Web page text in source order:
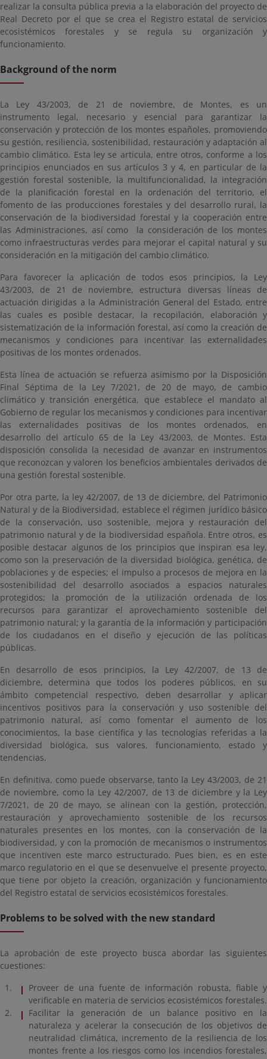
realizar la consulta pública previa a la elaboración del proyecto de
Real Decreto por el que se crea el Registro estatal de servicios
ecosistémicos forestales y se regula su organización y
funcionamiento.
Background of the norm
La Ley 43/2003, de 21 de noviembre, de Montes, es un
instrumento legal, necesario y esencial para garantizar la
conservación y protección de los montes españoles, promoviendo
su gestión, resiliencia, sostenibilidad, restauración y adaptación al
cambio climático. Esta ley se articula, entre otros, conforme a los
principios enunciados en sus artículos 3 y 4, en particular de la
gestión forestal sostenible, la multifuncionalidad, la integración
de la planificación forestal en la ordenación del territorio, el
fomento de las producciones forestales y del desarrollo rural, la
conservación de la biodiversidad forestal y la cooperación entre
las Administraciones, así como la consideración de los montes
como infraestructuras verdes para mejorar el capital natural y su
consideración en la mitigación del cambio climático.
Para favorecer la aplicación de todos esos principios, la Ley
43/2003, de 21 de noviembre, estructura diversas líneas de
actuación dirigidas a la Administración General del Estado, entre
las cuales es posible destacar, la recopilación, elaboración y
sistematización de la información forestal, así como la creación de
mecanismos y condiciones para incentivar las externalidades
positivas de los montes ordenados.
Esta línea de actuación se refuerza asimismo por la Disposición
Final Séptima de la Ley 7/2021, de 20 de mayo, de cambio
climático y transición energética, que establece el mandato al
Gobierno de regular los mecanismos y condiciones para incentivar
las externalidades positivas de los montes ordenados, en
desarrollo del artículo 65 de la Ley 43/2003, de Montes. Esta
disposición consolida la necesidad de avanzar en instrumentos
que reconozcan y valoren los beneficios ambientales derivados de
una gestión forestal sostenible.
Por otra parte, la ley 42/2007, de 13 de diciembre, del Patrimonio
Natural y de la Biodiversidad, establece el régimen jurídico básico
de la conservación, uso sostenible, mejora y restauración del
patrimonio natural y de la biodiversidad española. Entre otros, es
posible destacar algunos de los principios que inspiran esa ley,
como son la preservación de la diversidad biológica, genética, de
poblaciones y de especies; el impulso a procesos de mejora en la
sostenibilidad del desarrollo asociados a espacios naturales
protegidos; la promoción de la utilización ordenada de los
recursos para garantizar el aprovechamiento sostenible del
patrimonio natural; y la garantía de la información y participación
de los ciudadanos en el diseño y ejecución de las políticas
públicas.
En desarrollo de esos principios, la Ley 42/2007, de 13 de
diciembre, determina que todos los poderes públicos, en su
ámbito competencial respectivo, deben desarrollar y aplicar
incentivos positivos para la conservación y uso sostenible del
patrimonio natural, así como fomentar el aumento de los
conocimientos, la base científica y las tecnologías referidas a la
diversidad biológica, sus valores, funcionamiento, estado y
tendencias.
En definitiva, como puede observarse, tanto la Ley 43/2003, de 21
de noviembre, como la Ley 42/2007, de 13 de diciembre y la Ley
7/2021, de 20 de mayo, se alinean con la gestión, protección,
restauración y aprovechamiento sostenible de los recursos
naturales presentes en los montes, con la conservación de la
biodiversidad, y con la promoción de mecanismos o instrumentos
que incentiven este marco estructurado. Pues bien, es en este
marco regulatorio en el que se desenvuelve el presente proyecto,
que tiene por objeto la creación, organización y funcionamiento
del Registro estatal de servicios ecosistémicos forestales.
Problems to be solved with the new standard
La aprobación de este proyecto busca abordar las siguientes
cuestiones:
Proveer de una fuente de información robusta, fiable y
verificable en materia de servicios ecosistémicos forestales.
Facilitar la generación de un balance positivo en la
naturaleza y acelerar la consecución de los objetivos de
neutralidad climática, incremento de la resiliencia de los
montes frente a los riesgos como los incendios forestales,